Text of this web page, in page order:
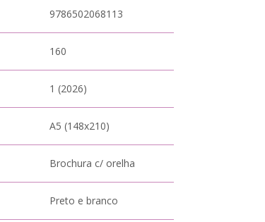
9786502068113
160
1 (2026)
A5 (148x210)
Brochura c/ orelha
Preto e branco